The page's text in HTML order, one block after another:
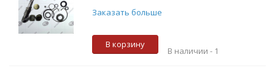
Заказать больше
В корзину
В наличии - 1